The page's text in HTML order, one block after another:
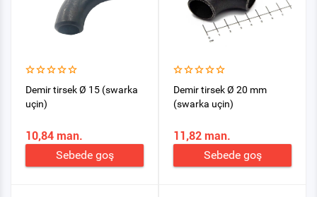
Demir tirsek Ø 15 (swarka
uçin)
10,84 man.
Sebede goş
Demir tirsek Ø 20 mm
(swarka uçin)
11,82 man.
Sebede goş